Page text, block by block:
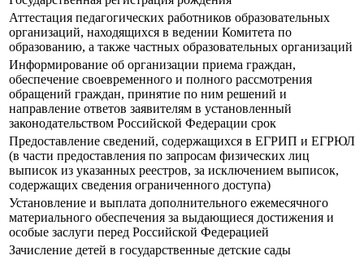
Аттестация педагогических работников образовательных
организаций, находящихся в ведении Комитета по
образованию, а также частных образовательных организаций
Информирование об организации приема граждан,
обеспечение своевременного и полного рассмотрения
обращений граждан, принятие по ним решений и
направление ответов заявителям в установленный
законодательством Российской Федерации срок
Предоставление сведений, содержащихся в ЕГРИП и ЕГРЮЛ
(в части предоставления по запросам физических лиц
выписок из указанных реестров, за исключением выписок,
содержащих сведения ограниченного доступа)
Установление и выплата дополнительного ежемесячного
материального обеспечения за выдающиеся достижения и
особые заслуги перед Российской Федерацией
Зачисление детей в государственные детские сады